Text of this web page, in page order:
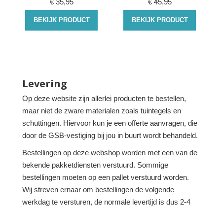
BEKIJK PRODUCT BEKIJK PRODUCT
Levering
Op deze website zijn allerlei producten te bestellen,
maar niet de zware materialen zoals tuintegels en
schuttingen. Hiervoor kun je een offerte aanvragen, die
door de GSB-vestiging bij jou in buurt wordt behandeld.
Bestellingen op deze webshop worden met een van de
bekende pakketdiensten verstuurd. Sommige
bestellingen moeten op een pallet verstuurd worden.
Wij streven ernaar om bestellingen de volgende
werkdag te versturen, de normale levertijd is dus 2-4